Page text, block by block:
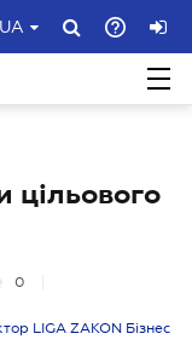
UA
цільового
0
LIGA ZAKON Бізнес